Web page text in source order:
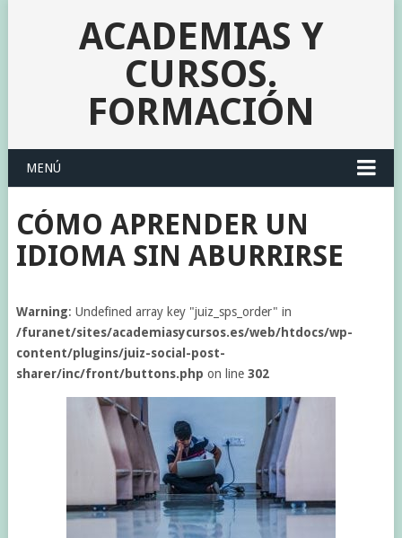
ACADEMIAS Y
CURSOS.
FORMACIÓN
MENÚ
CÓMO APRENDER UN
IDIOMA SIN ABURRIRSE
Warning: Undefined array key "juiz_sps_order" in
/furanet/sites/academiasycursos.es/web/htdocs/wp-
content/plugins/juiz-social-post-
sharer/inc/front/buttons.php on line 302